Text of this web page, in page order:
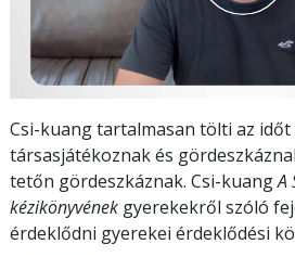
Csi-kuang tartalmasan tölti az időt
társasjátékoznak és
tetőn gördeszkáznak. Csi-kuangA
kézikönyvének gyerekekről szóló
érdeklődni gyerekei érdeklődési